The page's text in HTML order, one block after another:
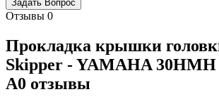
Отзывы 0
Прокладка крышки
Skipper - YAMAHA 30HMH
A0 отзывы